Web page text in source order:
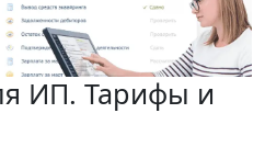
ИП. Тарифы и